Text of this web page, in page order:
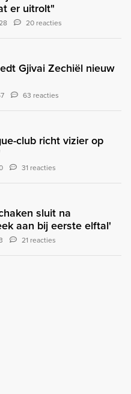
er uitrolt"
20 reacties
Gjivai Zechiël nieuw
63 reacties
club richt vizier op
31 reacties
sluit na
aan bij eerste elftal'
21 reacties